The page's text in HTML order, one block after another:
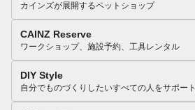
カインズが展開するペットショップ
CAINZ Reserve
ワークショップ、施設予約、工具レンタル
DIY Style
自分でものづくりしたいすべての人をサポート